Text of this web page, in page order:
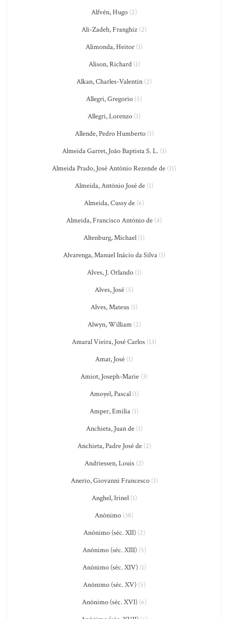
Alfvén, Hugo (2)
Ali-Zadeh, Franghiz (2)
Alimonda, Heitor (1)
Alison, Richard(1)
Alkan, Charles-Valentin (2)
Allegri, Gregorio (5)
Allegri, Lorenzo (1)
Allende, Pedro Humberto(1)
Almeida Garret, João Baptista S. L.(1)
Almeida Prado, José Antônio Rezende de (11)
Almeida, Antônio José de (1)
Almeida, Cussy de (6)
Almeida, Francisco António de (4)
Altenburg, Michael (1)
Alvarenga, Manuel Inácio da Silva(1)
Alves, J. Orlando(1)
Alves, José (5)
Alves, Mateus (1)
Alwyn, William(2)
Amaral Vieira, José Carlos (13)
Amat, José (1)
Amiot, Joseph-Marie (3)
Amoyel, Pascal(1)
Amper, Emilia (1)
Anchieta, Juan de(1)
Anchieta, Padre José de(2)
Andriessen, Louis (2)
Anerio, Giovanni Francesco(1)
Anghel, Irinel(1)
Anônimo (38)
Anônimo (séc. XII)(2)
Anônimo (séc. XIII)(5)
Anônimo (séc. XIV)(1)
Anônimo (séc. XV)(5)
Anônimo (séc. XVI)(6)